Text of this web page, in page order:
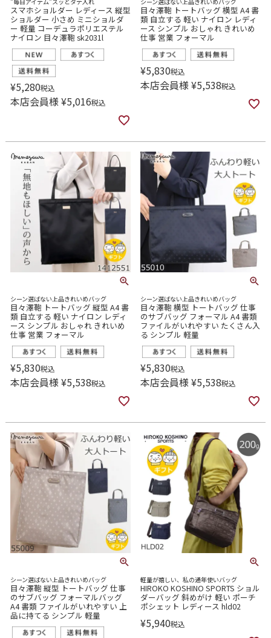
スマホショルダー レディース 縦型
ショルダー 小さめ ミニショルダ
ー 軽量 コーデュラポリエステル
ナイロン 目々澤鞄 sk2031l
¥5,280税込
本店会員様¥5,016税込
目々澤鞄 トートバッグ 横型 A4 書
類 自立する 軽い ナイロン レディ
ース シンプル おしゃれ きれいめ
仕事 営業 フォーマル
¥5,830税込
本店会員様¥5,538税込
シーン選ばない上品きれいめバッグ
目々澤鞄 トートバッグ 縦型 A4 書
類 自立する 軽い ナイロン レディ
ース シンプル おしゃれ きれいめ
仕事 営業 フォーマル
¥5,830税込
本店会員様¥5,538税込
シーン選ばない上品きれいめバッグ
目々澤鞄 横型 トートバッグ 仕事
のサブバッグ フォーマル A4 書類
ファイルがいれやすい たくさん入
る シンプル 軽量
¥5,830税込
本店会員様¥5,538税込
シーン選ばない上品きれいめバッグ
目々澤鞄 縦型 トートバッグ 仕事
のサブバッグ フォーマルバッグ
A4 書類 ファイルがいれやすい 上
品に持てる シンプル 軽量
軽量が嬉しい、私の通年使いバッグ
HIROKO KOSHINO SPORTS ショル
ダーバッグ 斜めがけ 軽い ポーチ
ポシェット レディース hld02
¥5,940税込